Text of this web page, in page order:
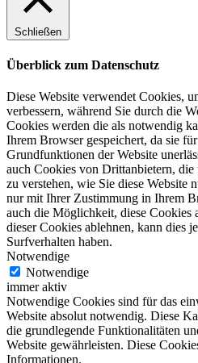
Schließen
Überblick zum Datenschutz
Diese Website verwendet Cookies,
verbessern, während Sie durch die
Cookies werden die als notwendig
Ihrem Browser gespeichert, da sie
Grundfunktionen der Website
auch Cookies von Drittanbietern, die
zu verstehen, wie Sie diese Website
nur mit Ihrer Zustimmung in Ihrem
auch die Möglichkeit, diese Cookies
dieser Cookies ablehnen, kann dies
Surfverhalten haben.
Notwendige
Notwendige
immer aktiv
Notwendige Cookies sind für das
Website absolut notwendig. Diese
die grundlegende Funktionalitäten
Website gewährleisten. Diese
Informationen.